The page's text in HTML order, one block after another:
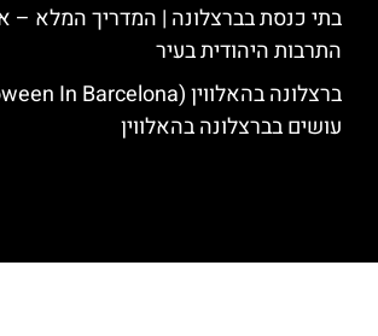
בתי כנסת בברצלונה | המדריך המלא –
התרבות היהודית בעיר
עושים בברצלונה בהאלווין